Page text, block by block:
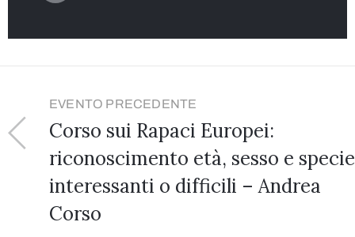
EVENTO PRECEDENTE
Corso sui Rapaci Europei:
riconoscimento età, sesso e specie
interessanti o difficili – Andrea
Corso